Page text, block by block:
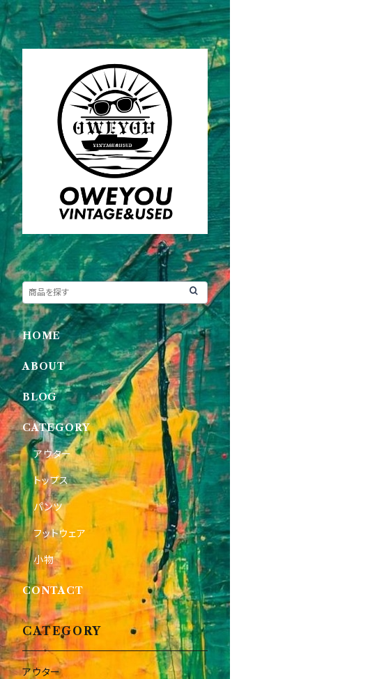
HOME
ABOUT
BLOG
CATEGORY
アウター
トップス
パンツ
フットウェア
小物
CONTACT
CATEGORY
アウター